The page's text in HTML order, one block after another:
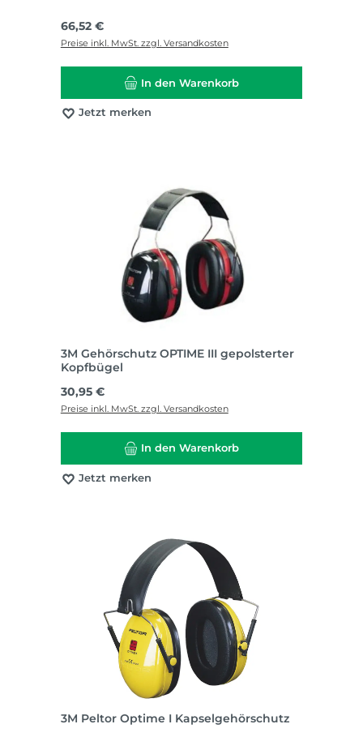
Regulärer Preis:
66,52 €
Preise inkl. MwSt. zzgl. Versandkosten
In den Warenkorb
Jetzt merken
3M Gehörschutz OPTIME III gepolsterter
Kopfbügel
Regulärer Preis:
30,95 €
Preise inkl. MwSt. zzgl. Versandkosten
In den Warenkorb
Jetzt merken
3M Peltor Optime I Kapselgehörschutz